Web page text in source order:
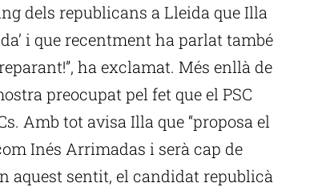
dels republicans a Lleida que Illa
i que recentment ha parlat també
ha exclamat. Més enllà de
preocupat pel fet que el PSC
Amb tot avisa Illa que “proposa el
Inés Arrimadas i serà cap de
aquest sentit, el candidat republicà